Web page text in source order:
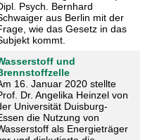
Psych. Bernhard
aus Berlin mit der
wie das Gesetz in das
kommt.
und
16. Januar 2020 stellte
Dr. Angelika Heinzel von
Universität Duisburg-
die Nutzung von
als Energieträger